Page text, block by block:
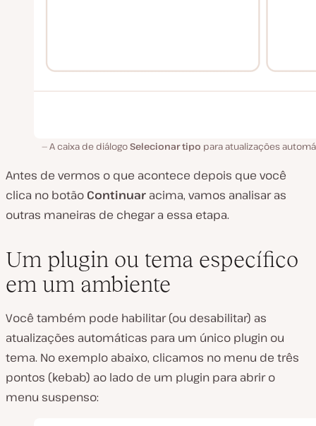
A caixa de diálogoSelecionar tipo para atualizações
Antes de vermos o que acontece depois que você
clica no botão Continuar acima, vamos analisar as
outras maneiras de chegar a essa etapa.
Um plugin ou tema específico
em um ambiente
Você também pode habilitar (ou desabilitar) as
atualizações automáticas para um único plugin ou
tema. No exemplo abaixo, clicamos no menu de três
pontos (kebab) ao lado de um plugin para abrir o
menu suspenso: